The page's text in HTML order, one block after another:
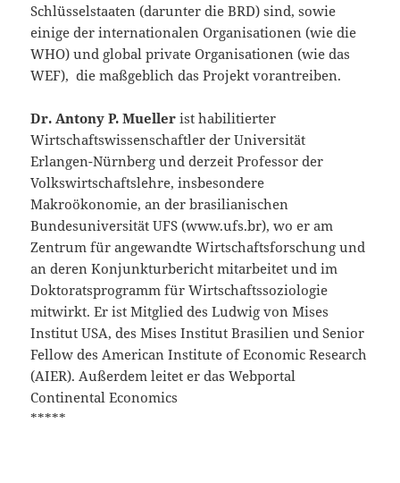
Schlüsselstaaten (darunter die BRD) sind, sowie
einige der internationalen Organisationen (wie die
WHO) und global private Organisationen (wie das
WEF), die maßgeblich das Projekt vorantreiben.
Dr. Antony P. Mueller ist habilitierter
Wirtschaftswissenschaftler der Universität
Erlangen-Nürnberg und derzeit Professor der
Volkswirtschaftslehre, insbesondere
Makroökonomie, an der brasilianischen
Bundesuniversität UFS (www.ufs.br), wo er am
Zentrum für angewandte Wirtschaftsforschung und
an deren Konjunkturbericht mitarbeitet und im
Doktoratsprogramm für Wirtschaftssoziologie
mitwirkt. Er ist Mitglied des Ludwig von Mises
Institut USA, des Mises Institut Brasilien und Senior
Fellow des American Institute of Economic Research
(AIER). Außerdem leitet er das Webportal
Continental Economics
*****